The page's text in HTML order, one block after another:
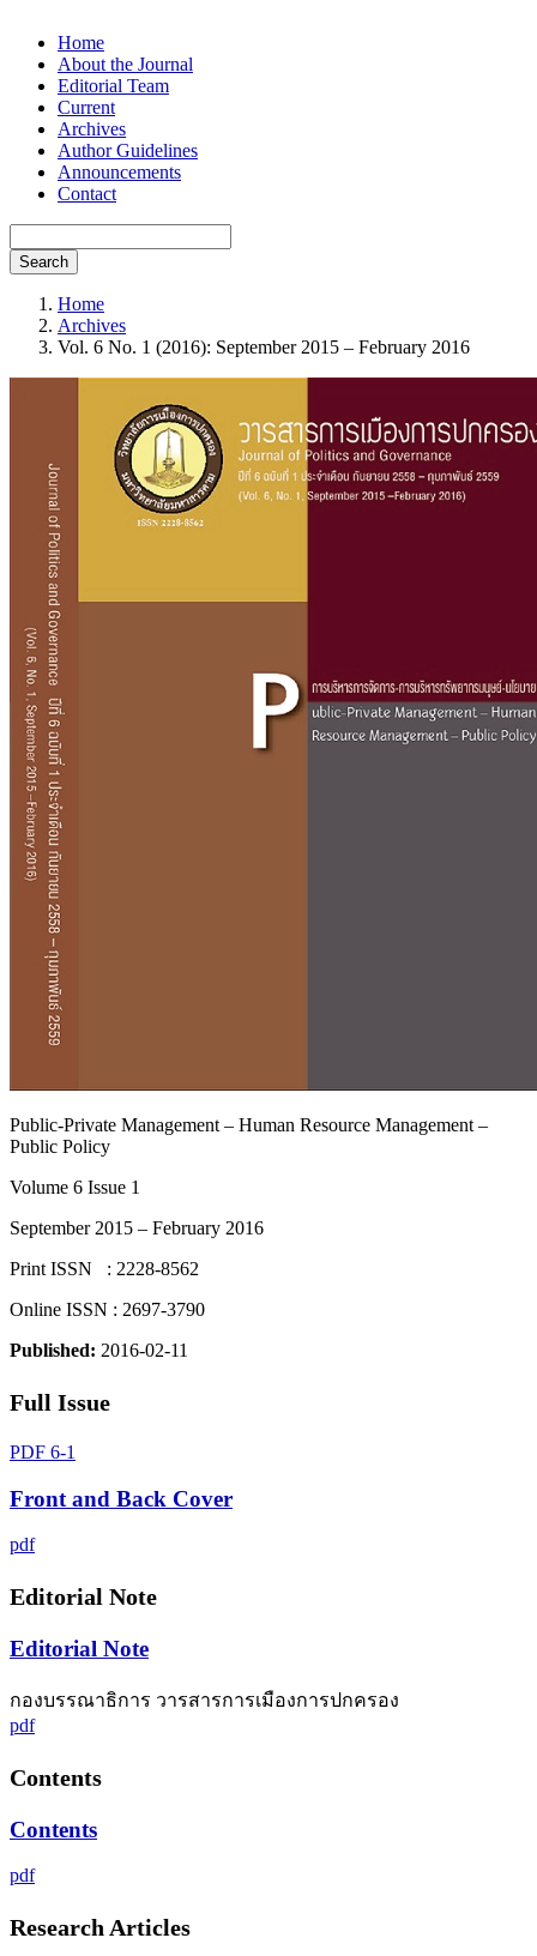
Home
About the Journal
Editorial Team
Current
Archives
Author Guidelines
Announcements
Contact
Search
Home
Archives
Vol. 6 No. 1 (2016): September 2015 – February 2016
Public-Private Management – Human Resource Management –
Public Policy
Volume 6 Issue 1
September 2015 – February 2016
Print ISSN : 2228-8562
Online ISSN : 2697-3790
Published: 2016-02-11
Full Issue
PDF 6-1
Front and Back Cover
pdf
Editorial Note
Editorial Note
กองบรรณาธิการ วารสารการเมืองการปกครอง
pdf
Contents
Contents
pdf
Research Articles